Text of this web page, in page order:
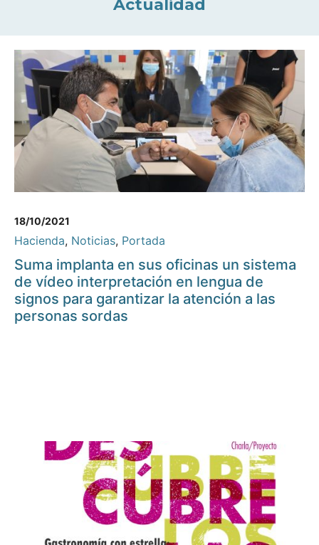
Actualidad
18/10/2021
Hacienda, Noticias, Portada
Suma implanta en sus oficinas un sistema
de vídeo interpretación en lengua de
signos para garantizar la atención a las
personas sordas